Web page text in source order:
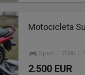
Motocicleta
Sport | 2000 |
2.500 EUR